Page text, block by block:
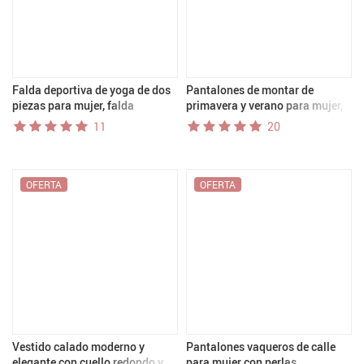
Falda deportiva de yoga de dos
piezas para mujer, falda
adelgazante para abrazar la
cadera, falda de tenis para
11
Pantalones de montar de
primavera y verano para mujer,
pantalones de montar de
silicona ajustados y elásticos de
20
Vestido calado moderno y
OFERTA
Pantalones vaqueros de calle
OFERTA